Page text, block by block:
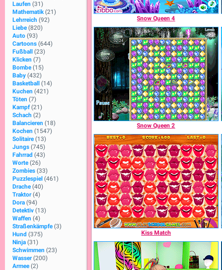
Laufen (31)
Mathematik (21)
Lehrreich (92)
Liebe (820)
Auto (93)
Cartoons (644)
Fußball
(23)
Klicken (7)
Bombe (15)
Baby (432)
Basketball
(14)
Kuchen (421)
Töten (7)
Kampf (21)
Schach (2)
Balancieren (18)
Kochen (1547)
Solitaire (13)
Jungs (745)
Fahrrad (43)
Worte (26)
Zombies (33)
Puzzlespiel (461)
Drache (40)
Traktor (4)
Dora (94)
Detektiv (13)
Waffen (4)
Straßenkämpfe (3)
Hund (375)
Ninja (31)
Schwimmen (23)
Wasser (200)
Armee (2)
Snow Queen 4
Snow Queen 2
Kiss Match